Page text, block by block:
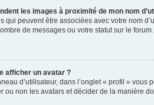
les images à proximité de mon nom
qui peuvent être associées avec votre nom
de messages ou votre statut sur le
afficher un avatar ?
d’utilisateur, dans l’onglet « profil » vous
ou non les avatars et décider de la manière